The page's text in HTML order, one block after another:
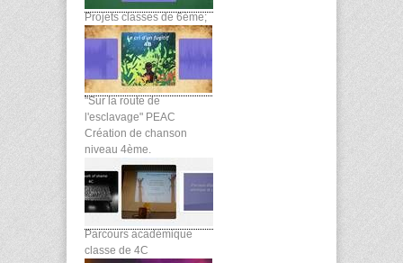
Projets classes de 6ème;
"Sur la route de
l'esclavage" PEAC
Création de chanson
niveau 4ème.
Parcours académique
classe de 4C